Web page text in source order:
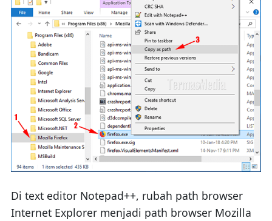
Di text editor Notepad++, rubah path browser
Internet Explorer menjadi path browser Mozilla